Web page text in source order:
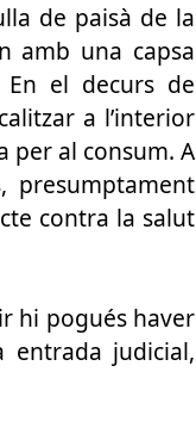
de paisà de la
amb una capsa
el decurs de
a l’interior
per al consum. A
presumptament
contra la salut
hi pogués haver
entrada judicial,